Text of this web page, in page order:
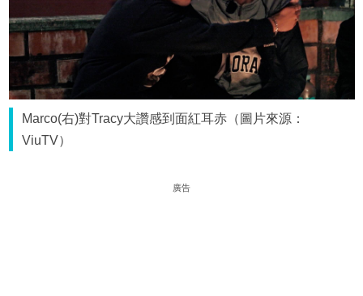
Marco(右)對Tracy大讚感到面紅耳赤（圖片來源：
ViuTV）
廣告